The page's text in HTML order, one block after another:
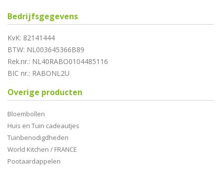
Bedrijfsgegevens
KvK: 82141444
BTW: NL003645366B89
Rek.nr.: NL40RABO0104485116
BIC nr.: RABONL2U
Overige producten
Bloembollen
Huis en Tuin cadeautjes
Tuinbenodigdheden
World Kitchen / FRANCE
Pootaardappelen